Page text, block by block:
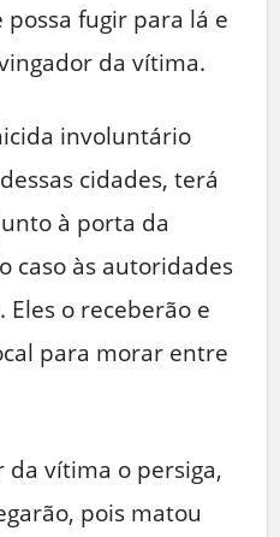
fugir para lá e
da vítima.
involuntário
cidades, terá
à porta da
caso às autoridades
o receberão e
para morar entre
da vítima o persiga,
pois matou